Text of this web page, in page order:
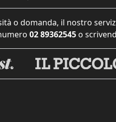
o domanda, il nostro
02 89362545 o